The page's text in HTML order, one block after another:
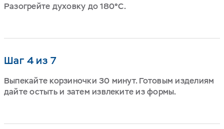
Разогрейте духовку до 180°С.
Шаг 4 из 7
Выпекайте корзиночки 30 минут. Готовым изделиям
дайте остыть и затем извлеките из формы.